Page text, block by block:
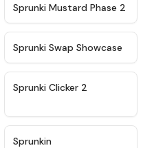
★ 4.4
Sprunki Mustard Phase 2
★ 4.6
Sprunki Swap Showcase
Sprunki Clicker 2
Sprunkin